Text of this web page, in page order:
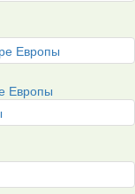
Европы